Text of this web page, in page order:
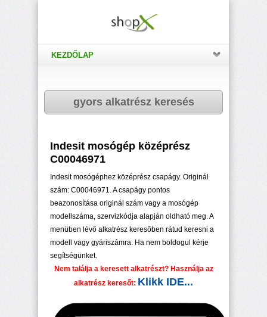
KEZDŐLAP
gyors alkatrész keresés
Indesit mosógép középrész
C00046971
Indesit mosógéphez középrész csapágy. Originál
szám: C00046971. A csapágy pontos
beazonosítása originál szám vagy a mosógép
modellszáma, szervizkódja alapján oldható meg. A
menüben lévő alkatrész keresőben rátud keresni a
modell vagy gyáriszámra. Ha nem boldogul kérje
segítségünket.
Nem találja a keresett alkatrészt? Használja az
alkatrész keresőt: Klikk IDE...